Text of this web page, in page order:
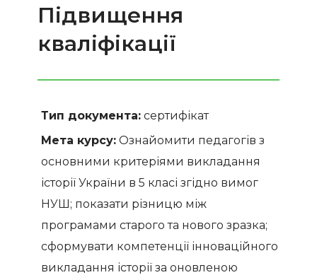
Підвищення
кваліфікації
Тип документа: сертифікат
Мета курсу: Ознайомити педагогів з
основними критеріями викладання
історії України в 5 класі згідно вимог
НУШ; показати різницю між
програмами старого та нового зразка;
сформувати компетенції інноваційного
викладання історії за оновленою